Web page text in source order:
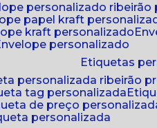
personalizado ribeirão
papel kraft
kraft personalizado
envelope personalizado
etiquetas
personalizada ribeirão
tag personalizada
de preço
personalizada